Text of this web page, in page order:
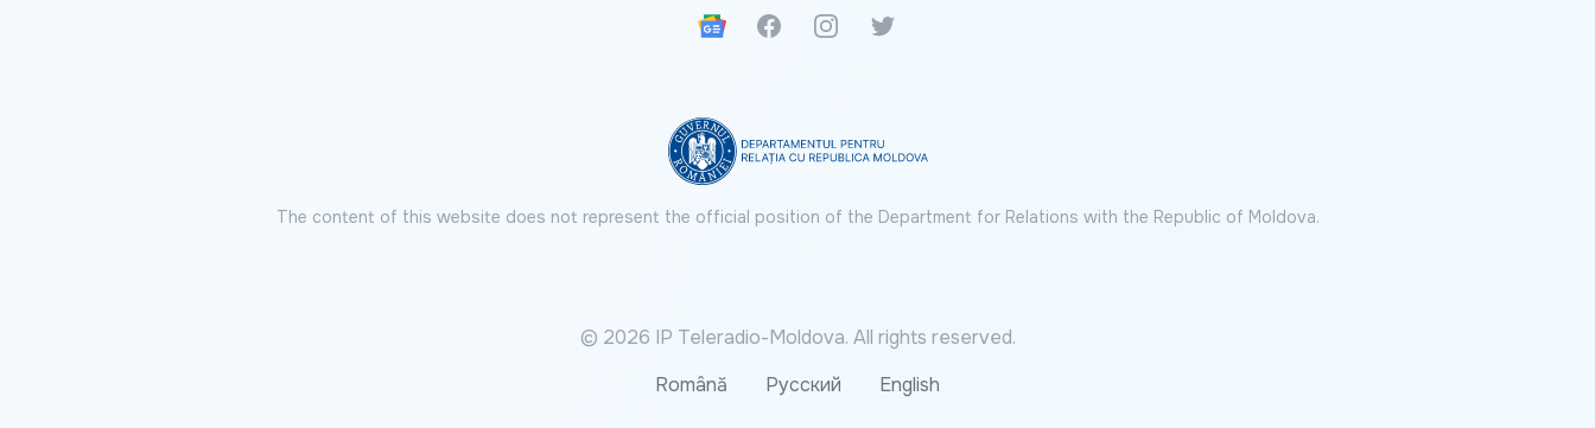
Google News
FacebookInstagramTwitter
The content of this website does not represent the official position of the Department for Relations with the Republic of Moldova.
© 2026 IP Teleradio-Moldova. All rights reserved.
Română
Русский English